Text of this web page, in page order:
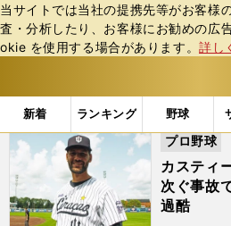
当サイトでは当社の提携先等がお客様
査・分析したり、お客様にお勧めの広
okie を使⽤する場合があります。詳し
新着 ランキング 野球
b
ス
ポ
テ
ィ
ー
「#ルイス・バルブエナ」の
カスティ
次ぐ事故
過酷
プロ野球